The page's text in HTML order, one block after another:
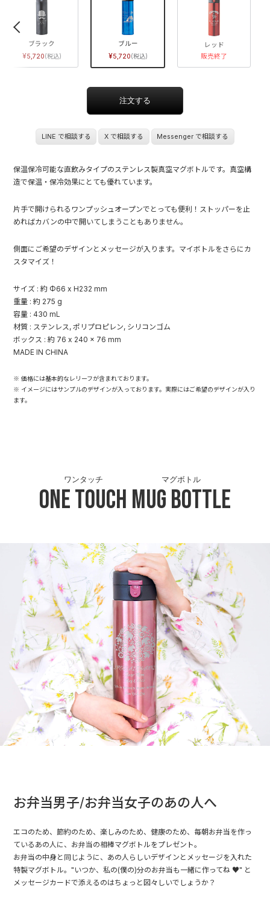
ブラック
5,720
ブルー
5,720
レッド
販売終了
LINE で相談する X で相談する Messenger で相談する
保温保冷可能な直飲みタイプのステンレス製真空マグボトルです。真空構
造で保温・保冷効果にとても優れています。
片手で開けられるワンプッシュオープンでとっても便利！ストッパーを止
めればカバンの中で開いてしまうこともありません。
側面にご希望のデザインとメッセージが入ります。マイボトルをさらにカ
スタマイズ！
サイズ : 約 Φ66 x H232 mm
重量 : 約 275 g
容量 : 430 mL
材質 : ステンレス, ポリプロピレン, シリコンゴム
ボックス : 約 76 x 240 x 76 mm
MADE IN CHINA
※ 価格には基本的なレリーフが含まれております。
※ イメージにはサンプルのデザインが入っております。実際にはご希望のデザインが入り
ます。
One Touch
ワンタッチ
Mug Bottle
マグボトル
お弁当男子/お弁当女子のあの人へ
エコのため、節約のため、楽しみのため、健康のため、毎朝お弁当を作っ
ているあの人に、お弁当の相棒マグボトルをプレゼント。
お弁当の中身と同じように、あの人らしいデザインとメッセージを入れた
特製マグボトル。"いつか、私の(僕の)分のお弁当も一緒に作ってね ♥" と
メッセージカードで添えるのはちょっと図々しいでしょうか？